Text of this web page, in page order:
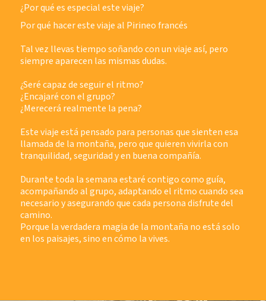
¿Por qué es especial este viaje?
Por qué hacer este viaje al Pirineo francés
Tal vez llevas tiempo soñando con un viaje así, pero
siempre aparecen las mismas dudas.
¿Seré capaz de seguir el ritmo?
¿Encajaré con el grupo?
¿Merecerá realmente la pena?
Este viaje está pensado para personas que sienten esa
llamada de la montaña, pero que quieren vivirla con
tranquilidad, seguridad y en buena compañía.
Durante toda la semana estaré contigo como guía,
acompañando al grupo, adaptando el ritmo cuando sea
necesario y asegurando que cada persona disfrute del
camino.
Porque la verdadera magia de la montaña no está solo
en los paisajes, sino en cómo la vives.